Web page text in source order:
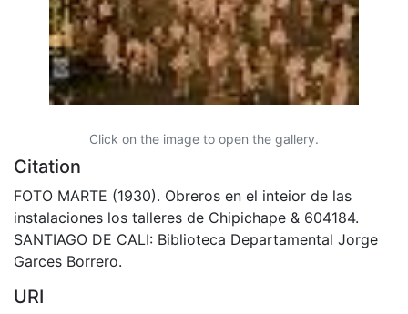
Click on the image to open the gallery.
Citation
FOTO MARTE (1930). Obreros en el inteior de las
instalaciones los talleres de Chipichape & 604184.
SANTIAGO DE CALI: Biblioteca Departamental Jorge
Garces Borrero.
URI